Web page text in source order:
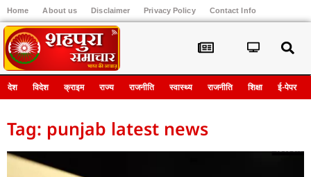
Home About us Disclaimer Privacy Policy Contact Info
देश विदेश क्राइम राज्य राजनीति स्वास्थ्य राजनीति शिक्षा ई-पेपर
Tag: punjab latest news